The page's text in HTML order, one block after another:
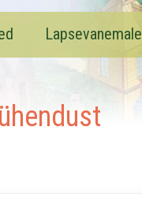
Võta
Lapsevanemale